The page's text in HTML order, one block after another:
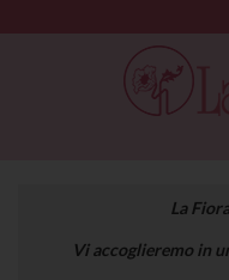
La
Vi accoglieremo in